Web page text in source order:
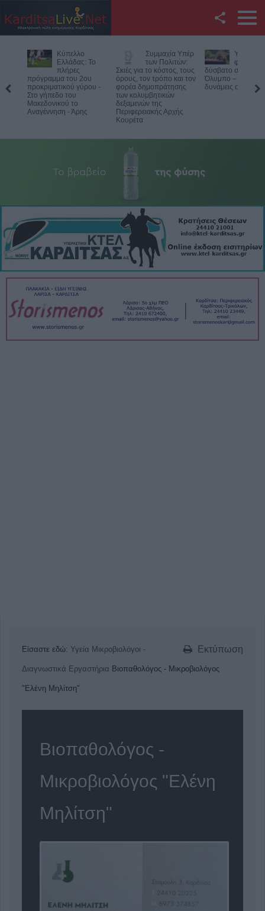
Twitter
YouTube
Αναζήτηση
Επικοινωνία με το
KarditsaLive.Net
Συμμαχία Υπέρ
των Πολιτών:
Σκιές για το κόστος, τους
όρους, τον τρόπο και τον
φορέα δημοπράτησης
των κολυμβητικών
δεξαμενών της
Περιφερειακής Αρχής
Υπό έλεγχο η
φωτιά σε
δύσβατο σημείο στον
Όλυμπο – Παραμένουν οι
δυνάμεις στο σημείο
έξοδος
Χιλιάδες επιβάτες
αναχωρούν από τα
Εκτύπωση
Είσαστε εδώ: Υγεία Μικροβιολόγοι -
Διαγνωστικά Εργαστήρια Βιοπαθολόγος - Μικροβιολόγος
"Ελένη Μηλίτση"
Βιοπαθολόγος -
Μικροβιολόγος "Ελένη
Μηλίτση"